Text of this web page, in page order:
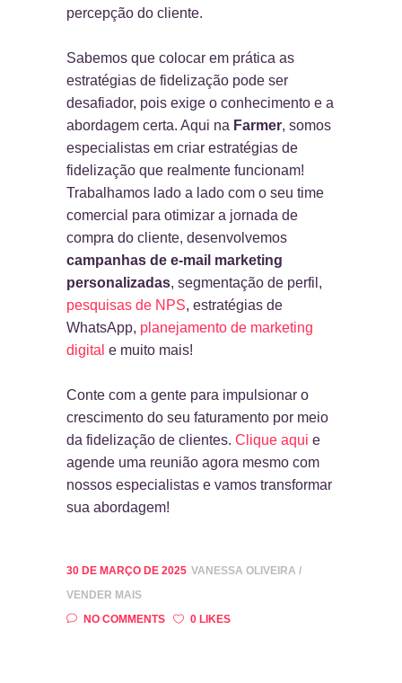
percepção do cliente.
Sabemos que colocar em prática as
estratégias de fidelização pode ser
desafiador, pois exige o conhecimento e a
abordagem certa. Aqui na Farmer, somos
especialistas em criar estratégias de
fidelização que realmente funcionam!
Trabalhamos lado a lado com o seu time
comercial para otimizar a jornada de
compra do cliente, desenvolvemos
campanhas de e-mail marketing
personalizadas, segmentação de perfil,
pesquisas de NPS, estratégias de
WhatsApp, planejamento de marketing
digital e muito mais!
Conte com a gente para impulsionar o
crescimento do seu faturamento por meio
da fidelização de clientes. Clique aqui e
agende uma reunião agora mesmo com
nossos especialistas e vamos transformar
sua abordagem!
30 DE MARÇO DE 2025 VANESSA OLIVEIRA
VENDER MAIS
NO COMMENTS
0 LIKES